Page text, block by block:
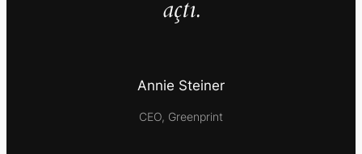
açtı.
Annie Steiner
CEO, Greenprint